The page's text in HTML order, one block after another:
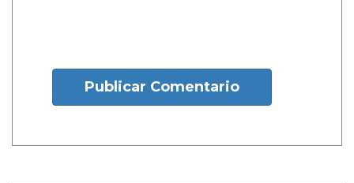
Publicar Comentario